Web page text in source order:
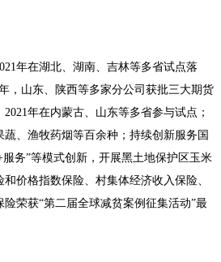
年在湖北、湖南、吉林等多省试点落
，山东、陕西等多家分公司获批三大期货
年在内蒙古、山东等多省参与试点；
、渔牧药烟等百余种；持续创新服务国
务”等模式创新，开展黑土地保护区玉米
价格指数保险、村集体经济收入保险、
荣获“第二届全球减贫案例征集活动”最